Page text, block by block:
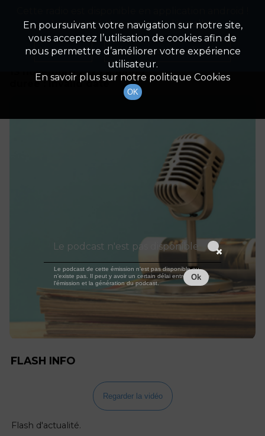
Détails De L'épisode
13 novembre 2023
à 10h00
durée : Invalid date
FLASH INFO
Regarder la vidéo
Flash d'actualité.
En poursuivant votre navigation sur notre site,
vous acceptez l’utilisation de cookies afin de
nous permettre d’améliorer votre expérience
utilisateur.
En savoir plus sur notre politique Cookies
OK
Appuyez ci-dessous pour l'installer.
Non merci Télécharger l'application
Le podcast n'est pas disponible
Le podcast de cette émission n'est pas disponible ou
n'existe pas. Il peut y avoir un certain délai entre la fin de
l'émission et la génération du podcast.
Ok